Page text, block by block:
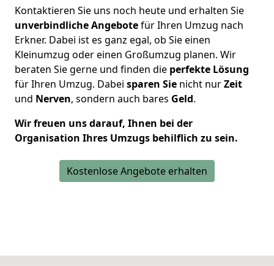
Kontaktieren Sie uns noch heute und erhalten Sie
unverbindliche Angebotefür Ihren Umzug nach
Erkner. Dabei ist es ganz egal, ob Sie einen
Kleinumzug oder einen Großumzug planen. Wir
beraten Sie gerne und finden die perfekte Lösung
für Ihren Umzug. Dabei sparen Sie nicht nurZeit
und Nerven, sondern auch bares Geld.
Wir freuen uns darauf, Ihnen bei der
Organisation Ihres Umzugs behilflich zu sein.
Kostenlose Angebote erhalten